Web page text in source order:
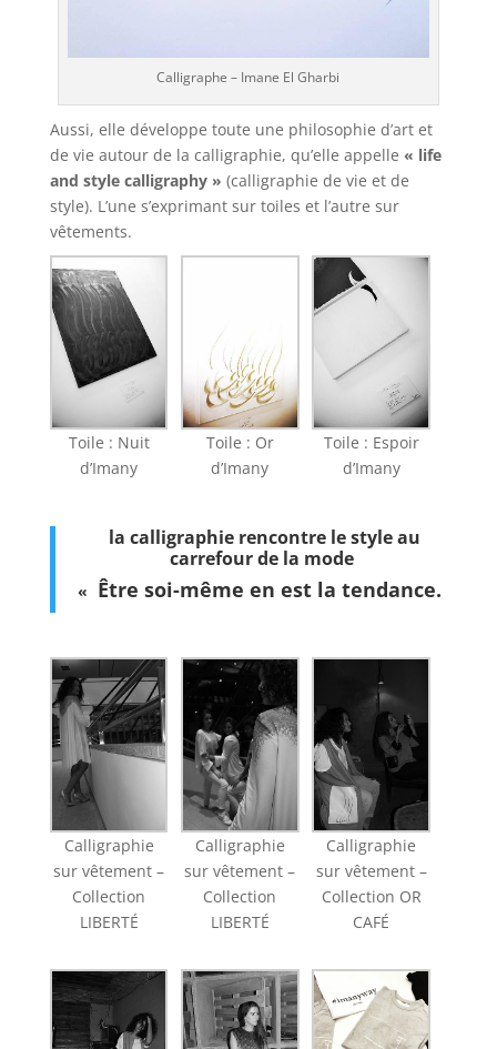
Calligraphe – Imane El Gharbi
Aussi, elle développe toute une philosophie d’art et
de vie autour de la calligraphie, qu’elle appelle « life
and style calligraphy » (calligraphie de vie et de
style). L’une s’exprimant sur toiles et l’autre sur
vêtements.
Toile : Nuit
d’Imany
Toile : Or
d’Imany
Toile : Espoir
d’Imany
la calligraphie rencontre le style au
carrefour de la mode
« Être soi-même en est la tendance.
Calligraphie
sur vêtement –
Collection
LIBERTÉ
Calligraphie
sur vêtement –
Collection
LIBERTÉ
Calligraphie
sur vêtement –
Collection OR
CAFÉ